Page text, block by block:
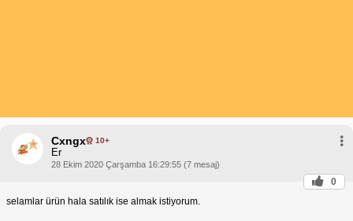
Cxngx 10+
Er
28 Ekim 2020 Çarşamba 16:29:55 (7 mesaj)
0
selamlar ürün hala satılık ise almak istiyorum.